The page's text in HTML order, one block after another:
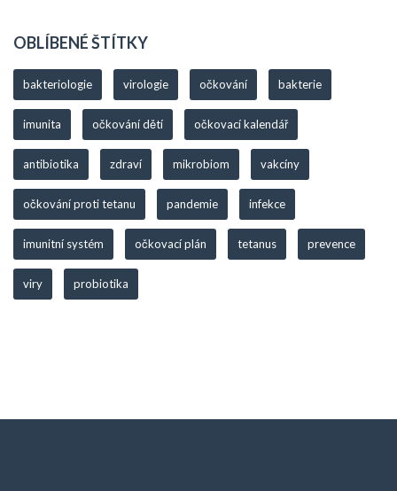
OBLÍBENÉ ŠTÍTKY
bakteriologie virologie očkování bakterie
imunita očkování dětí očkovací kalendář
antibiotika zdraví mikrobiom vakcíny
očkování proti tetanu pandemie infekce
imunitní systém očkovací plán tetanus prevence
viry probiotika